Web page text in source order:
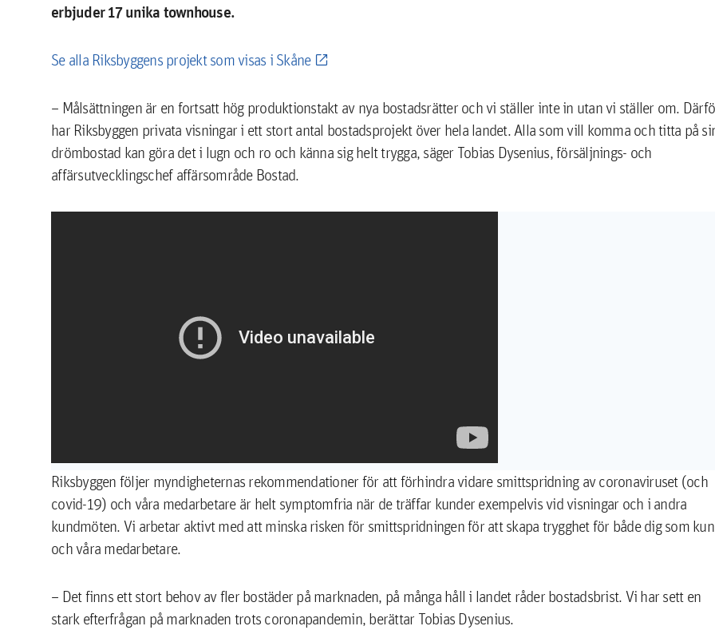
erbjuder 17 unika townhouse.
Se alla Riksbyggens projekt som visas i Skåne
– Målsättningen är en fortsatt hög produktionstakt av nya bostadsrätter och vi ställer inte in utan vi ställer om.
har Riksbyggen privata visningar i ett stort antal bostadsprojekt över hela landet. Alla som vill komma och titta på
drömbostad kan göra det i lugn och ro och känna sig helt trygga, säger Tobias Dysenius, försäljnings- och
affärsutvecklingschef affärsområde Bostad.
Riksbyggen följer myndigheternas rekommendationer för att förhindra vidare smittspridning av coronaviruset (och
covid-19) och våra medarbetare är helt symptomfria när de träffar kunder exempelvis vid visningar och i andra
kundmöten. Vi arbetar aktivt med att minska risken för smittspridningen för att skapa trygghet för både dig som
och våra medarbetare.
– Det finns ett stort behov av fler bostäder på marknaden, på många håll i landet råder bostadsbrist. Vi har sett en
stark efterfrågan på marknaden trots coronapandemin, berättar Tobias Dysenius.